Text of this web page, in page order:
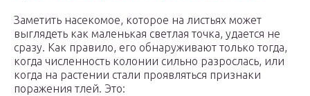
Заметить насекомое, которое на листьях может
выглядеть как маленькая светлая точка, удается не
сразу. Как правило, его обнаруживают только тогда,
когда численность колонии сильно разрослась, или
когда на растении стали проявляться признаки
поражения тлей. Это: